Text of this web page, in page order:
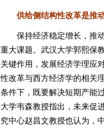
供给侧结构性改革是推动
保持经济稳定增长，推动
重大课题。武汉大学郭熙保
关键作用，发展经济学理应
性改革与西方经济学的相关
条件下，既要解决短期产能
大学韦森教授指出，未来促
究中心赵昌文教授也认为，